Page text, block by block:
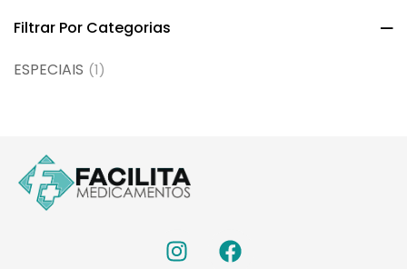
Filtrar Por Categorias
ESPECIAIS (1)